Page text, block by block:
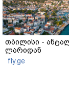
თბილისი -
ლარიდან
fly.ge